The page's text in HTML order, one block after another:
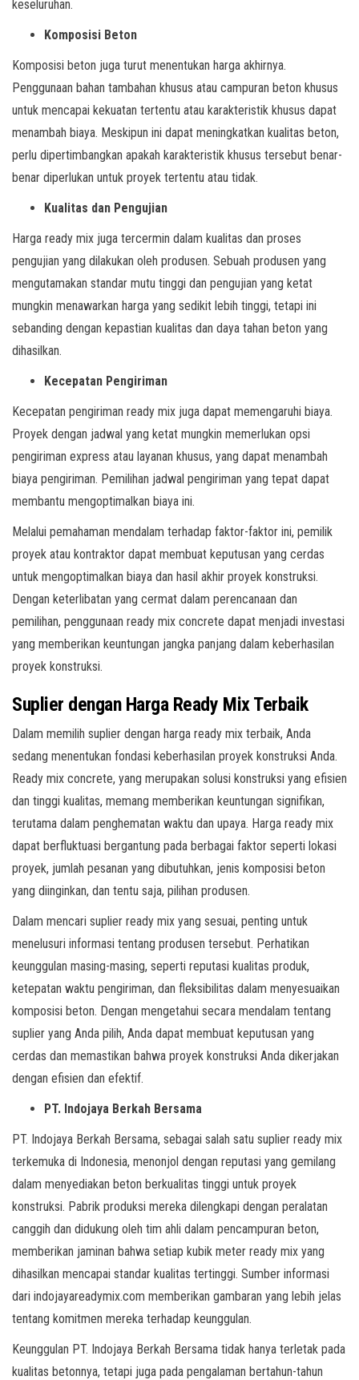
keseluruhan.
Komposisi Beton
Komposisi beton juga turut menentukan harga akhirnya.
Penggunaan bahan tambahan khusus atau campuran beton khusus
untuk mencapai kekuatan tertentu atau karakteristik khusus dapat
menambah biaya. Meskipun ini dapat meningkatkan kualitas beton,
perlu dipertimbangkan apakah karakteristik khusus tersebut benar-
benar diperlukan untuk proyek tertentu atau tidak.
Kualitas dan Pengujian
Harga ready mix juga tercermin dalam kualitas dan proses
pengujian yang dilakukan oleh produsen. Sebuah produsen yang
mengutamakan standar mutu tinggi dan pengujian yang ketat
mungkin menawarkan harga yang sedikit lebih tinggi, tetapi ini
sebanding dengan kepastian kualitas dan daya tahan beton yang
dihasilkan.
Kecepatan Pengiriman
Kecepatan pengiriman ready mix juga dapat memengaruhi biaya.
Proyek dengan jadwal yang ketat mungkin memerlukan opsi
pengiriman express atau layanan khusus, yang dapat menambah
biaya pengiriman. Pemilihan jadwal pengiriman yang tepat dapat
membantu mengoptimalkan biaya ini.
Melalui pemahaman mendalam terhadap faktor-faktor ini, pemilik
proyek atau kontraktor dapat membuat keputusan yang cerdas
untuk mengoptimalkan biaya dan hasil akhir proyek konstruksi.
Dengan keterlibatan yang cermat dalam perencanaan dan
pemilihan, penggunaan ready mix concrete dapat menjadi investasi
yang memberikan keuntungan jangka panjang dalam keberhasilan
proyek konstruksi.
Suplier dengan Harga Ready Mix Terbaik
Dalam memilih suplier dengan harga ready mix terbaik, Anda
sedang menentukan fondasi keberhasilan proyek konstruksi Anda.
Ready mix concrete, yang merupakan solusi konstruksi yang efisien
dan tinggi kualitas, memang memberikan keuntungan signifikan,
terutama dalam penghematan waktu dan upaya. Harga ready mix
dapat berfluktuasi bergantung pada berbagai faktor seperti lokasi
proyek, jumlah pesanan yang dibutuhkan, jenis komposisi beton
yang diinginkan, dan tentu saja, pilihan produsen.
Dalam mencari suplier ready mix yang sesuai, penting untuk
menelusuri informasi tentang produsen tersebut. Perhatikan
keunggulan masing-masing, seperti reputasi kualitas produk,
ketepatan waktu pengiriman, dan fleksibilitas dalam menyesuaikan
komposisi beton. Dengan mengetahui secara mendalam tentang
suplier yang Anda pilih, Anda dapat membuat keputusan yang
cerdas dan memastikan bahwa proyek konstruksi Anda dikerjakan
dengan efisien dan efektif.
PT. Indojaya Berkah Bersama
PT. Indojaya Berkah Bersama, sebagai salah satu suplier ready mix
terkemuka di Indonesia, menonjol dengan reputasi yang gemilang
dalam menyediakan beton berkualitas tinggi untuk proyek
konstruksi. Pabrik produksi mereka dilengkapi dengan peralatan
canggih dan didukung oleh tim ahli dalam pencampuran beton,
memberikan jaminan bahwa setiap kubik meter ready mix yang
dihasilkan mencapai standar kualitas tertinggi. Sumber informasi
dari indojayareadymix.com memberikan gambaran yang lebih jelas
tentang komitmen mereka terhadap keunggulan.
Keunggulan PT. Indojaya Berkah Bersama tidak hanya terletak pada
kualitas betonnya, tetapi juga pada pengalaman bertahun-tahun